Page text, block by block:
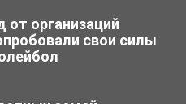
от организаций
свои силы